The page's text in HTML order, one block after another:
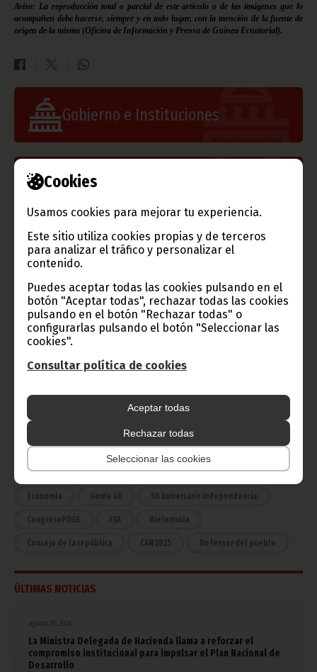
Cookies
Usamos cookies para mejorar tu experiencia.
Este sitio utiliza cookies propias y de terceros
para analizar el tráfico y personalizar el
contenido.
Puedes aceptar todas las cookies pulsando en el
botón "Aceptar todas", rechazar todas las cookies
pulsando en el botón "Rechazar todas" o
configurarlas pulsando el botón "Seleccionar las
cookies".
Consultar política de cookies
Aceptar todas
Rechazar todas
Seleccionar las cookies
Aviso: La reproducción total o parcial de este artículo o de las imágenes que lo
acompañen debe hacerse, siempre y en todo lugar, con la mención de la fuente de
origen de la misma (Oficina de Información y Prensa de Guinea Ecuatorial).
Gobierno e Instituciones
Información de Guinea Ecuatorial
TVGE
Radio Nacional de Guinea
Ecuatorial
Haz click aquí para escuchar ahora
Noticias Gobierno
Presidencia
África
Deportes Vicepresidencia
COVID-19 Cultura Estadísticas CAN 2015
Economía Gente GE 50 Aniversario Independencia
CongresoPDGE FIJA Bielorrusia
Consejo de la república CAN 2025 Defensor del pueblo
ÚLTIMAS NOTICIAS
agosto 07, 2026
La Ministra Delegada de Hacienda llama a reforzar el
compromiso institucional para impulsar el Plan Nacional de
Desarrollo